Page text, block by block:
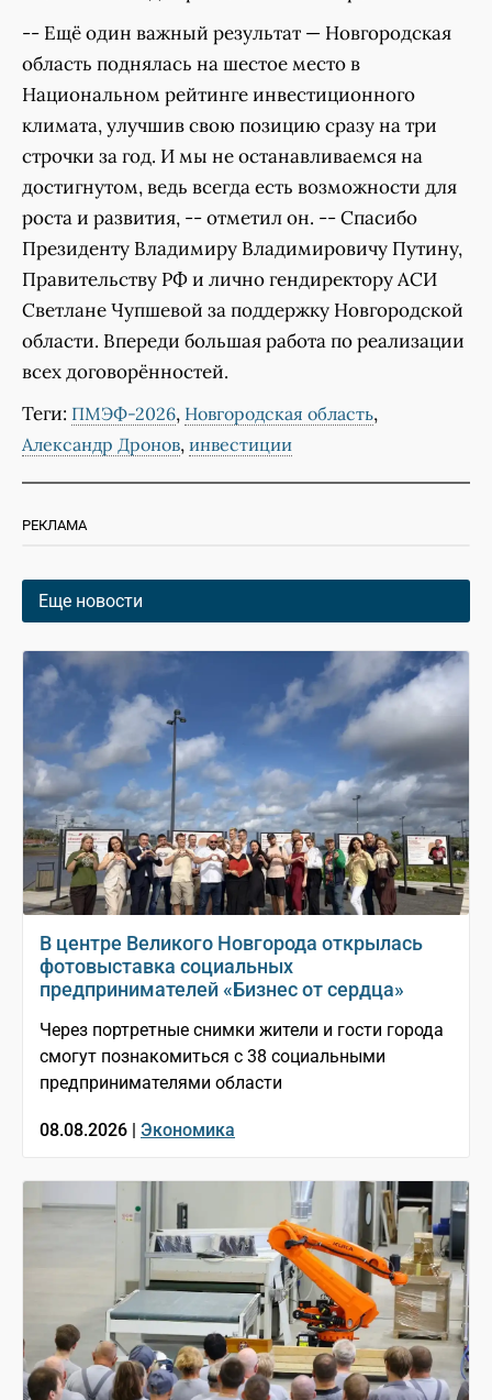
-- Ещё один важный результат — Новгородская
область поднялась на шестое место в
Национальном рейтинге инвестиционного
климата, улучшив свою позицию сразу на три
строчки за год. И мы не останавливаемся на
достигнутом, ведь всегда есть возможности для
роста и развития, -- отметил он. -- Спасибо
Президенту Владимиру Владимировичу Путину,
Правительству РФ и лично гендиректору АСИ
Светлане Чупшевой за поддержку Новгородской
области. Впереди большая работа по реализации
всех договорённостей.
Теги: ПМЭФ-2026, Новгородская область,
Александр Дронов, инвестиции
РЕКЛАМА
Еще новости
В центре Великого Новгорода открылась
фотовыставка социальных
предпринимателей «Бизнес от сердца»
Через портретные снимки жители и гости города
смогут познакомиться с 38 социальными
предпринимателями области
08.08.2026 | Экономика